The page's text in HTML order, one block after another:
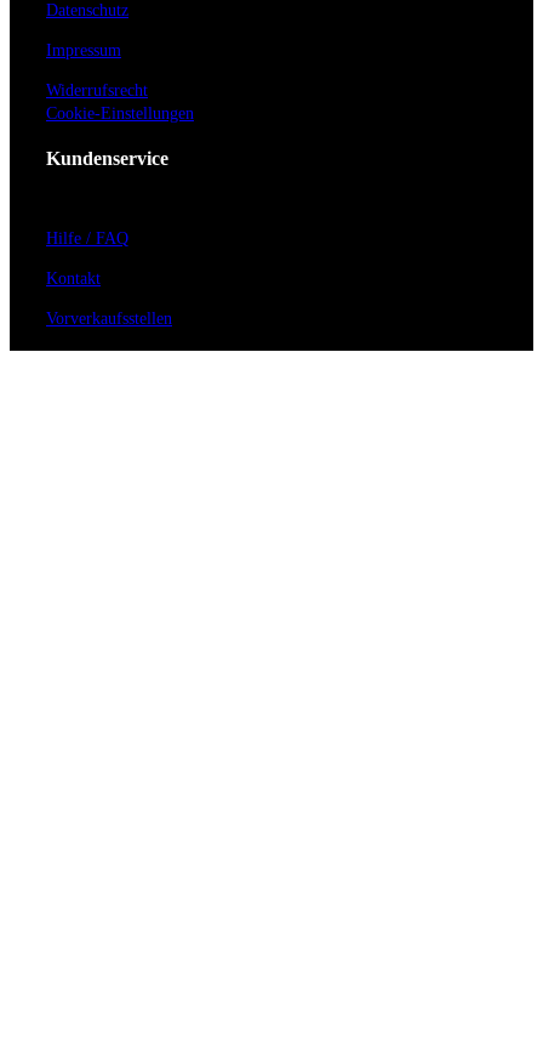
Datenschutz
Impressum
Widerrufsrecht
Cookie-Einstellungen
Kundenservice
Hilfe / FAQ
Kontakt
Vorverkaufsstellen